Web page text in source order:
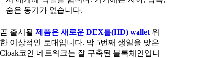
숨은 동기가 없습니다.
곧 출시될 제품은 새로운 DEX를(HD) wallet 위
한 이상적인 토대입니다. 막 5번째 생일을 맞은
Cloak코인 네트워크는 잘 구축된 블록체인입니